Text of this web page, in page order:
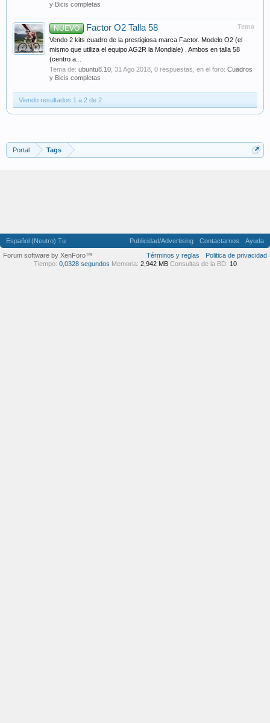
y Bicis completas
Tema
NUEVO Factor O2 Talla 58
Vendo 2 kits cuadro de la prestigiosa marca Factor. Modelo O2 (el
mismo que utiliza el equipo AG2R la Mondiale) . Ambos en talla 58
(centro a...
Tema de: ubuntu8.10 31 Ago 2018 , 0 respuestas, en el foro: Cuadros
y Bicis completas
Viendo resultados 1 a 2 de 2
Portal Tags
Español (Neutro) Tu Publicidad/Advertising Contactarnos
Ayuda
Términos y reglas
Politica de privacidad
Forum software by XenForo™
Tiempo: 0,0328 segundos Memoria: 2,942 MB Consultas de la BD: 10